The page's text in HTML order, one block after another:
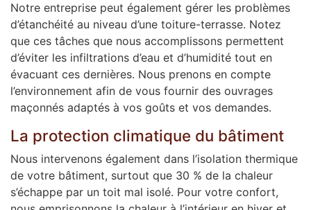
Notre entreprise peut également gérer les problèmes
d’étanchéité au niveau d’une toiture-terrasse. Notez
que ces tâches que nous accomplissons permettent
d’éviter les infiltrations d’eau et d’humidité tout en
évacuant ces dernières. Nous prenons en compte
l’environnement afin de vous fournir des ouvrages
maçonnés adaptés à vos goûts et vos demandes.
La protection climatique du bâtiment
Nous intervenons également dans l’isolation thermique
de votre bâtiment, surtout que 30 % de la chaleur
s’échappe par un toit mal isolé. Pour votre confort,